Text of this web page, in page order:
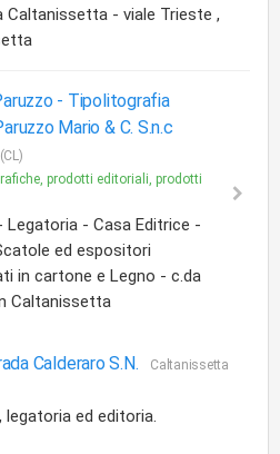
Caltanissetta - viale Trieste ,
- Tipolitografia
Mario & C. S.n.c
prodotti editoriali, prodotti
Legatoria - Casa Editrice -
ed espositori
in cartone e Legno - c.da
Caltanissetta
Calderaro S.N.
Caltanissetta
ed editoria.